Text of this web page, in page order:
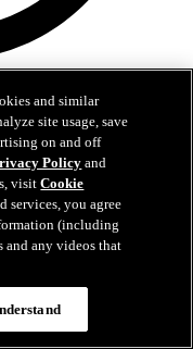
avec son 2e but
and similar
site usage, save
on and off
Policyand
visitCookie
services, you agree
(including
and any videos that